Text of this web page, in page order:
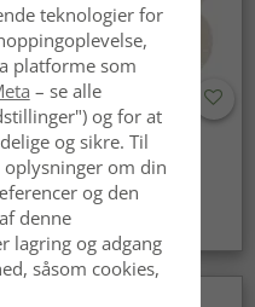
ryatæppe - Aranga
Soft Fur (beige)
kr.369
teknologier for
platforme som
– se alle
og for at
og sikre. Til
om din
og den
denne
lagring og adgang
såsom cookies,